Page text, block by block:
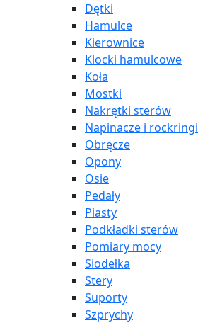
Dętki
Hamulce
Kierownice
Klocki hamulcowe
Koła
Mostki
Nakrętki sterów
Napinacze i rockringi
Obręcze
Opony
Osie
Pedały
Piasty
Podkładki sterów
Pomiary mocy
Siodełka
Stery
Suporty
Szprychy